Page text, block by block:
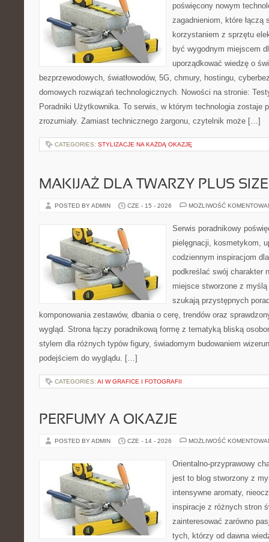
poświęcony nowym
zagadnieniom, które łączą
korzystaniem z sprzętu
być wygodnym miejscem
uporządkować wiedzę o
bezprzewodowych, światłowodów, 5G, chmury, hostingu,
domowych rozwiązań technologicznych. Nowości na stronie:
Poradniki Użytkownika. To serwis, w którym technologia zostaje
zrozumiały. Zamiast technicznego żargonu, czytelnik może […]
CATEGORIES: STYLIZACJE NA KAŻDĄ OKAZJĘ
MAKIJAŻ DLA TWARZY PLUS SIZE
POSTED BY ADMIN CZE - 15 - 2026 MOŻLIWOŚĆ
Serwis poradnikowy
pielęgnacji, kosmetykom,
codziennym inspiracjom
podkreślać swój charakter
miejsce stworzone z
szukają przystępnych
komponowania zestawów, dbania o cerę, trendów oraz
wygląd. Strona łączy poradnikową formę z tematyką bliską
stylem dla różnych typów figury, świadomym budowaniem
podejściem do wyglądu. […]
CATEGORIES: AI W GRAFICE I FOTOGRAFII
PERFUMY A OKAZJE
POSTED BY ADMIN CZE - 14 - 2026 MOŻLIWOŚĆ
Orientalno-przyprawowy
jest to blog stworzony z
intensywne aromaty,
inspiracje z różnych stron
zainteresować zarówno
tych, którzy od dawna